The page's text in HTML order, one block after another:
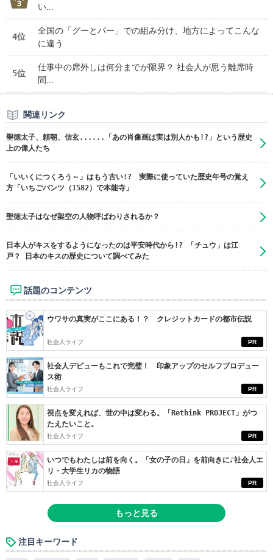
い...
4位
全国の「グーとパー」での組み分け、地方によってこんな
に違う
5位
仕事中の席外しは何分までが限界？ 社会人が思う離席時
間...
関連リンク
聖徳太子、頼朝、信玄......「あの肖像画は実は別人かも!?」という歴史
上の偉人たち
「いいくにつくろう～」はもう古い!? 実際に使っていた歴史年号の覚え
方「いちごパンツ（1582）で本能寺」
聖徳太子はなぜ架空の人物呼ばわりされるか？
日本人がキスをするようになったのは平安時代から!? 「チュウ」は江
戸？ 日本のキスの歴史について調べてみた
話題のコンテンツ
PR
ウワサの真実がここにある！？ クレジットカードの都市伝説
社会人ライフ
PR
社会人デビューもこれで完璧！ 印象アップのセルフプロデュー
ス術
社会人ライフ
PR
視点を変えれば、世の中は変わる。「Rethink PROJECT」がつ
たえたいこと。
社会人ライフ
PR
いつでもわたしは前を向く。「女の子の日」を前向きに♪社会人エ
リ・大学生リカの物語
社会人ライフ
もっと見る
注目キーワード